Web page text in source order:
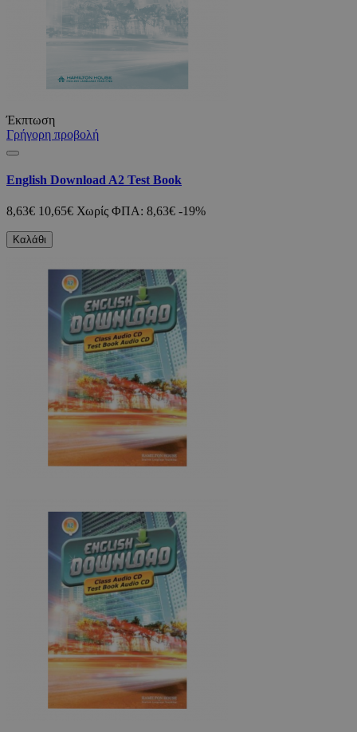
Έκπτωση
Γρήγορη προβολή
English Download A2 Test Book
8,63€ 10,65€ Χωρίς ΦΠΑ: 8,63€ -19%
Καλάθι